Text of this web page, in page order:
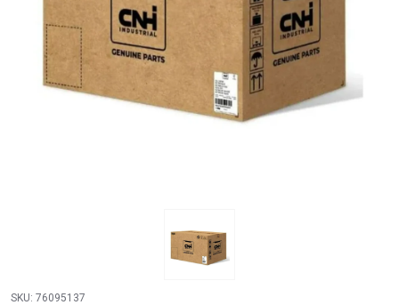
SKU: 76095137